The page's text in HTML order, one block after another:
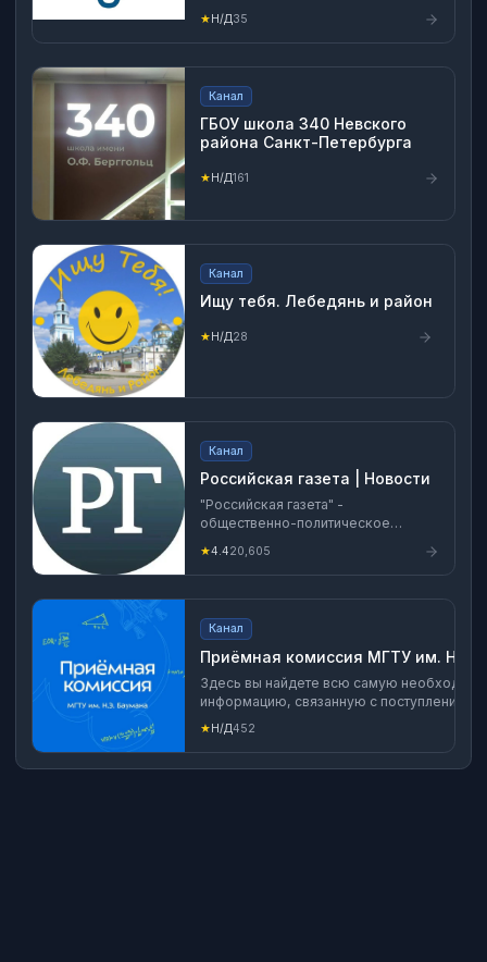
администрации Кольского округа,
органом администрации Кольского
округа, обеспечивающим в
пределах своей компетенции
управление сфере образования
★Н/Д35
Канал
ГБОУ школа 340 Невского
района Санкт-Петербурга
★Н/Д161
Канал
Ищу тебя. Лебедянь и район
★Н/Д28
Канал
Российская газета | Новости
"Российская газета" -
общественно-политическое
Правительством РФ. Ежедневно -
новости, интервью первых лиц,
комментарии экспертов, фото- и
видеорепортажи.
★4.420,605
Канал
Приёмная комиссия МГТУ им. Н.Э.
Здесь вы найдете всю самую
информацию, связанную с поступлением
Регистрация в перечне РКН:
https://www.gosuslugi.ru/snet/
VK: vk.com/ab_bmstu1830
★Н/Д452